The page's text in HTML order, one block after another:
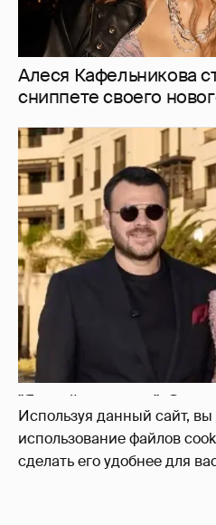
Используя данный сайт, вы
использование файлов
сделать его удобнее для
"Я твой подарок".
поздравил с днём
Гаврилову
19